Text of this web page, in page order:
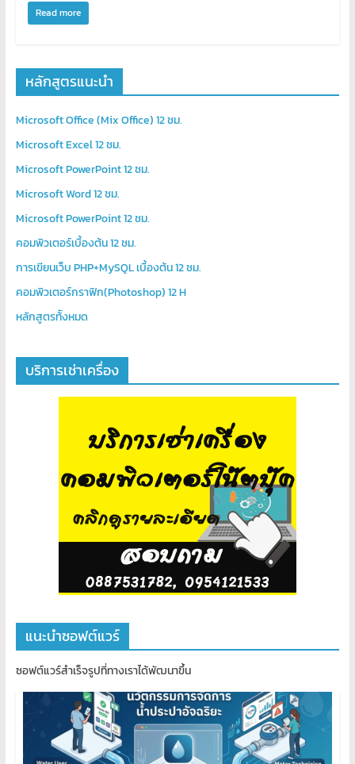
Read more
หลักสูตรแนะนำ
Microsoft Office (Mix Office) 12 ชม.
Microsoft Excel 12 ชม.
Microsoft PowerPoint 12 ชม.
Microsoft Word 12 ชม.
Microsoft PowerPoint 12 ชม.
คอมพิวเตอร์เบื้องต้น 12 ชม.
การเขียนเว็บ PHP+MySQL เบื้องต้น 12 ชม.
คอมพิวเตอร์กราฟิก(Photoshop) 12 H
หลักสูตรท้ังหมด
บริการเช่าเครื่อง
แนะนำซอฟต์แวร์
ซอฟต์แวร์สำเร็จรูปที่ทางเราได้พัฒนาขึ้น